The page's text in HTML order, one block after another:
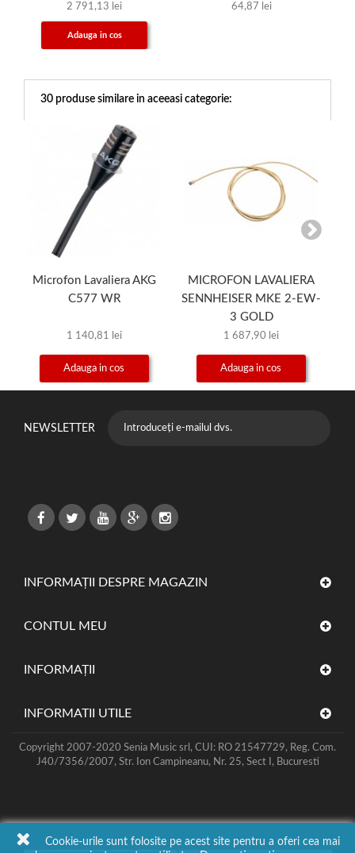
2 791,13 lei
Adauga in cos
64,87 lei
30 produse similare in aceeasi categorie:
Microfon Lavaliera AKG
C577 WR
1 140,81 lei
Adauga in cos
MICROFON LAVALIERA
SENNHEISER MKE 2-EW-
3 GOLD
1 687,90 lei
Adauga in cos
NEWSLETTER
INFORMAȚII DESPRE MAGAZIN
CONTUL MEU
INFORMAŢII
INFORMATII UTILE
Cookie-urile sunt folosite pe acest site pentru a oferi cea mai
Copyright 2007-2020 Senia Music srl, CUI: RO 21547729, Reg. Com.
J40/7356/2007, Str. Ion Campineanu, Nr. 25, Sect I, Bucuresti